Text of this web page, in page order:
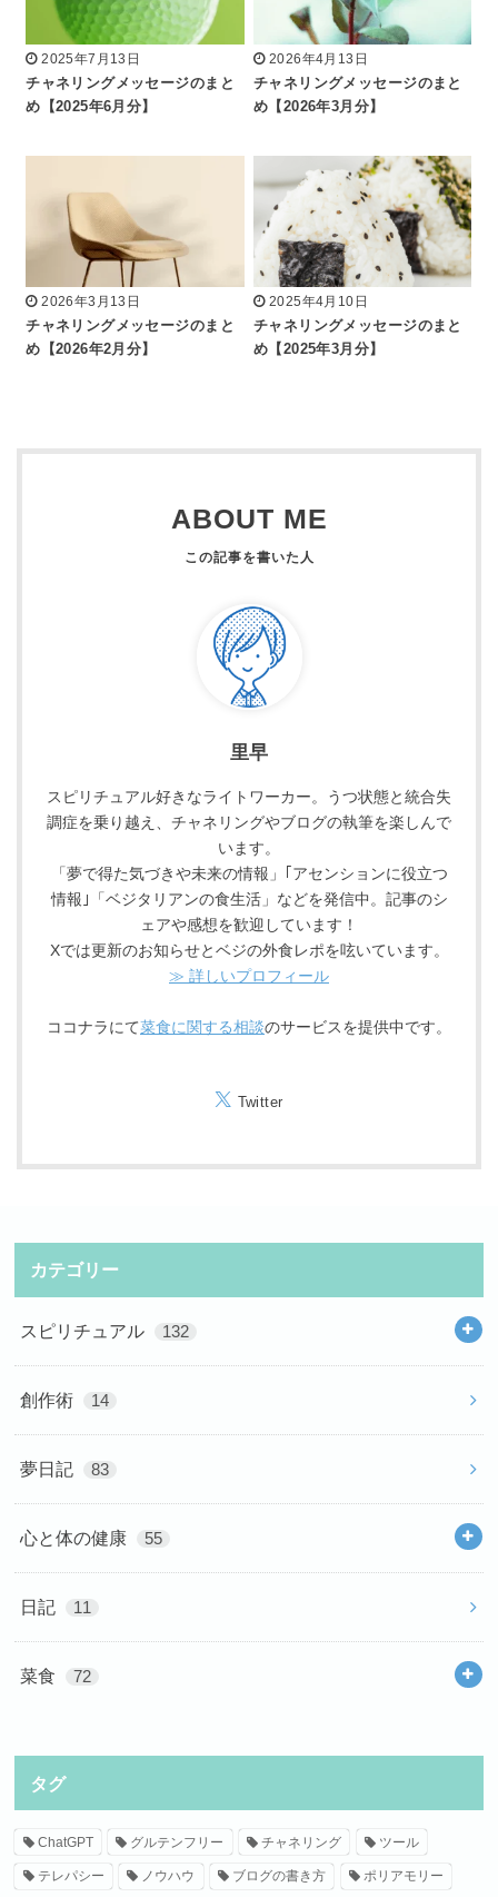
2025年7月13日
チャネリングメッセージのまと
め【2025年6月分】
2026年4月13日
チャネリングメッセージのまと
め【2026年3月分】
2026年3月13日
チャネリングメッセージのまと
め【2026年2月分】
2025年4月10日
チャネリングメッセージのまと
め【2025年3月分】
ABOUT ME
里早
スピリチュアル好きなライトワーカー。うつ状態と統合失
調症を乗り越え、チャネリングやブログの執筆を楽しんで
います。
「夢で得た気づきや未来の情報」｢アセンションに役立つ
情報｣「ベジタリアンの食生活」などを発信中。記事のシ
ェアや感想を歓迎しています！
Xでは更新のお知らせとベジの外食レポを呟いています。
≫ 詳しいプロフィール
ココナラにて菜食に関する相談のサービスを提供中です。
Twitter
カテゴリー
スピリチュアル 132
創作術 14
夢日記 83
心と体の健康 55
日記 11
菜食 72
タグ
ChatGPT グルテンフリー チャネリング ツール
テレパシー ノウハウ ブログの書き方 ポリアモリー